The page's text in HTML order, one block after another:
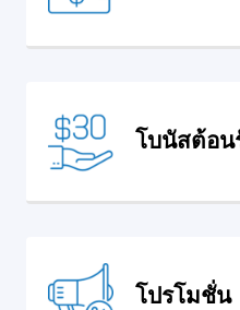
โบนัสต้อน
โปรโมชั่น